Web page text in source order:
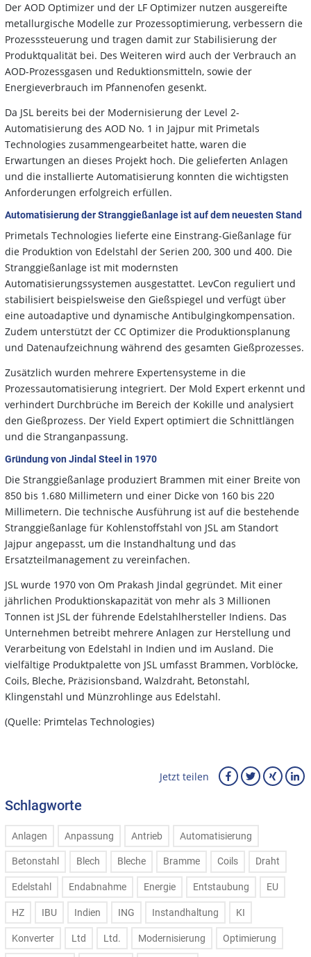
Der AOD Optimizer und der LF Optimizer nutzen ausgereifte
metallurgische Modelle zur Prozessoptimierung, verbessern die
Prozesssteuerung und tragen damit zur Stabilisierung der
Produktqualität bei. Des Weiteren wird auch der Verbrauch an
AOD-Prozessgasen und Reduktionsmitteln, sowie der
Energieverbrauch im Pfannenofen gesenkt.
Da JSL bereits bei der Modernisierung der Level 2-
Automatisierung des AOD No. 1 in Jajpur mit Primetals
Technologies zusammengearbeitet hatte, waren die
Erwartungen an dieses Projekt hoch. Die gelieferten Anlagen
und die installierte Automatisierung konnten die wichtigsten
Anforderungen erfolgreich erfüllen.
Automatisierung der Stranggießanlage ist auf dem neuesten Stand
Primetals Technologies lieferte eine Einstrang-Gießanlage für
die Produktion von Edelstahl der Serien 200, 300 und 400. Die
Stranggießanlage ist mit modernsten
Automatisierungssystemen ausgestattet. LevCon reguliert und
stabilisiert beispielsweise den Gießspiegel und verfügt über
eine autoadaptive und dynamische Antibulgingkompensation.
Zudem unterstützt der CC Optimizer die Produktionsplanung
und Datenaufzeichnung während des gesamten Gießprozesses.
Zusätzlich wurden mehrere Expertensysteme in die
Prozessautomatisierung integriert. Der Mold Expert erkennt und
verhindert Durchbrüche im Bereich der Kokille und analysiert
den Gießprozess. Der Yield Expert optimiert die Schnittlängen
und die Stranganpassung.
Gründung von Jindal Steel in 1970
Die Stranggießanlage produziert Brammen mit einer Breite von
850 bis 1.680 Millimetern und einer Dicke von 160 bis 220
Millimetern. Die technische Ausführung ist auf die bestehende
Stranggießanlage für Kohlenstoffstahl von JSL am Standort
Jajpur angepasst, um die Instandhaltung und das
Ersatzteilmanagement zu vereinfachen.
JSL wurde 1970 von Om Prakash Jindal gegründet. Mit einer
jährlichen Produktionskapazität von mehr als 3 Millionen
Tonnen ist JSL der führende Edelstahlhersteller Indiens. Das
Unternehmen betreibt mehrere Anlagen zur Herstellung und
Verarbeitung von Edelstahl in Indien und im Ausland. Die
vielfältige Produktpalette von JSL umfasst Brammen, Vorblöcke,
Coils, Bleche, Präzisionsband, Walzdraht, Betonstahl,
Klingenstahl und Münzrohlinge aus Edelstahl.
(Quelle: Primtelas Technologies)
Jetzt teilen
Schlagworte
Anlagen Anpassung Antrieb Automatisierung
Betonstahl Blech Bleche Bramme Coils Draht
Edelstahl Endabnahme Energie Entstaubung EU
HZ IBU Indien ING Instandhaltung KI
Konverter Ltd Ltd. Modernisierung Optimierung